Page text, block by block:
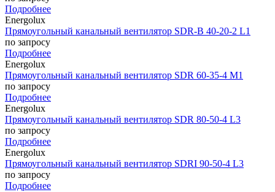
Подробнее
Energolux
Прямоугольный канальный вентилятор SDR-B 40-20-2 L1
по запросу
Подробнее
Energolux
Прямоугольный канальный вентилятор SDR 60-35-4 M1
по запросу
Подробнее
Energolux
Прямоугольный канальный вентилятор SDR 80-50-4 L3
по запросу
Подробнее
Energolux
Прямоугольный канальный вентилятор SDRI 90-50-4 L3
по запросу
Подробнее